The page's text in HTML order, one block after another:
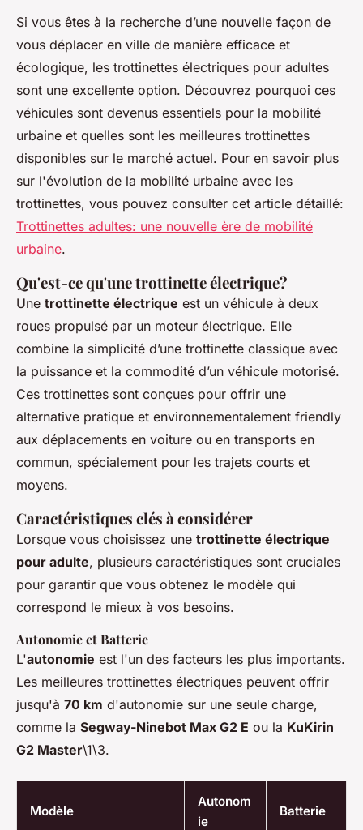
Si vous êtes à la recherche d’une nouvelle façon de
vous déplacer en ville de manière efficace et
écologique, les trottinettes électriques pour adultes
sont une excellente option. Découvrez pourquoi ces
véhicules sont devenus essentiels pour la mobilité
urbaine et quelles sont les meilleures trottinettes
disponibles sur le marché actuel. Pour en savoir plus
sur l'évolution de la mobilité urbaine avec les
trottinettes, vous pouvez consulter cet article détaillé:
Trottinettes adultes: une nouvelle ère de mobilité
urbaine.
Qu'est-ce qu'une trottinette électrique?
Une trottinette électrique est un véhicule à deux
roues propulsé par un moteur électrique. Elle
combine la simplicité d’une trottinette classique avec
la puissance et la commodité d’un véhicule motorisé.
Ces trottinettes sont conçues pour offrir une
alternative pratique et environnementalement friendly
aux déplacements en voiture ou en transports en
commun, spécialement pour les trajets courts et
moyens.
Caractéristiques clés à considérer
Lorsque vous choisissez une trottinette électrique
pour adulte, plusieurs caractéristiques sont cruciales
pour garantir que vous obtenez le modèle qui
correspond le mieux à vos besoins.
Autonomie et Batterie
L'autonomie est l'un des facteurs les plus importants.
Les meilleures trottinettes électriques peuvent offrir
jusqu'à 70 km d'autonomie sur une seule charge,
comme la Segway-Ninebot Max G2 E ou la KuKirin
G2 Master\1\3.
Modèle
Autonom
ie
Batterie